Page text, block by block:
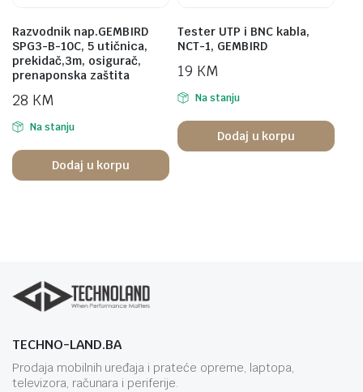
Razvodnik nap.GEMBIRD
SPG3-B-10C, 5 utičnica,
prekidač,3m, osigurač,
prenaponska zaštita
28 KM
Na stanju
Dodaj u korpu
Tester UTP i BNC kabla,
NCT-1, GEMBIRD
19 KM
Na stanju
Dodaj u korpu
TECHNO-LAND.BA
Prodaja mobilnih uređaja i prateće opreme, laptopa,
televizora, računara i periferije.